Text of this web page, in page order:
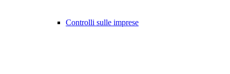
Controlli sulle imprese